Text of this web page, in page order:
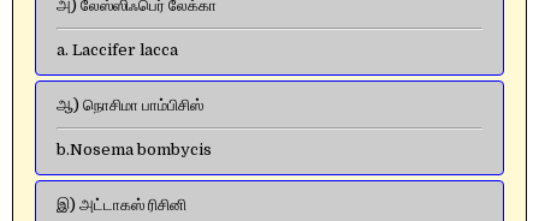
அ) லேஸ்ஸிஃபெர் லேக்கா
a. Laccifer lacca
ஆ) நொசிமா பாம்பிசிஸ்
b.Nosema bombycis
இ) அட்டாகஸ் ரிசினி